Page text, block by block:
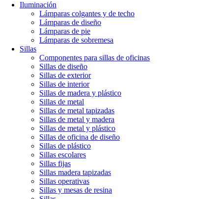
Iluminación
Lámparas colgantes y de techo
Lámparas de diseño
Lámparas de pie
Lámparas de sobremesa
Sillas
Componentes para sillas de oficinas
Sillas de diseño
Sillas de exterior
Sillas de interior
Sillas de madera y plástico
Sillas de metal
Sillas de metal tapizadas
Sillas de metal y madera
Sillas de metal y plástico
Sillas de oficina de diseño
Sillas de plástico
Sillas escolares
Sillas fijas
Sillas madera tapizadas
Sillas operativas
Sillas y mesas de resina